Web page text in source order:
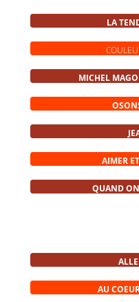
LA
MICHEL
AIMER
QUAND
AU